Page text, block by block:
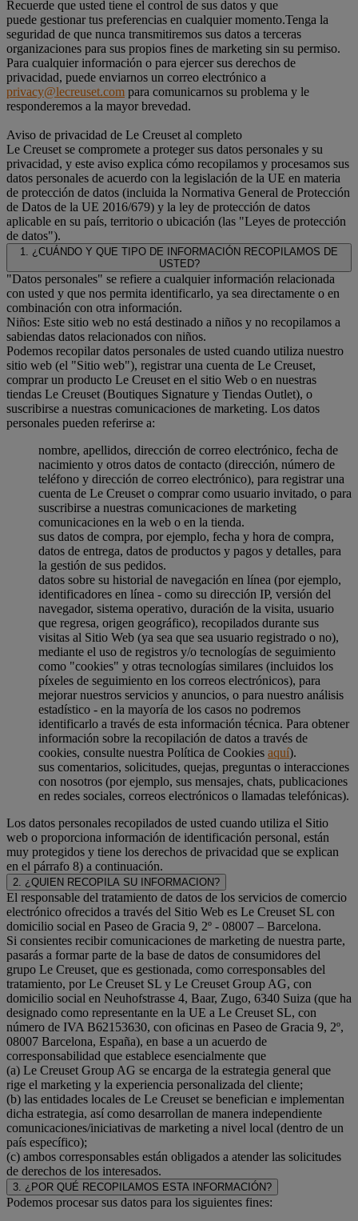
Recuerde que usted tiene el control de sus datos y que
puede gestionar tus preferencias en cualquier momento.Tenga la
seguridad de que nunca transmitiremos sus datos a terceras
organizaciones para sus propios fines de marketing sin su permiso.
Para cualquier información o para ejercer sus derechos de
privacidad, puede enviarnos un correo electrónico a
privacy@lecreuset.com para comunicarnos su problema y le
responderemos a la mayor brevedad.
Aviso de privacidad de Le Creuset al completo
Le Creuset se compromete a proteger sus datos personales y su
privacidad, y este aviso explica cómo recopilamos y procesamos sus
datos personales de acuerdo con la legislación de la UE en materia
de protección de datos (incluida la Normativa General de Protección
de Datos de la UE 2016/679) y la ley de protección de datos
aplicable en su país, territorio o ubicación (las "Leyes de protección
de datos").
1. ¿CUÁNDO Y QUE TIPO DE INFORMACIÓN RECOPILAMOS DE
USTED?
"Datos personales" se refiere a cualquier información relacionada
con usted y que nos permita identificarlo, ya sea directamente o en
combinación con otra información.
Niños: Este sitio web no está destinado a niños y no recopilamos a
sabiendas datos relacionados con niños.
Podemos recopilar datos personales de usted cuando utiliza nuestro
sitio web (el "Sitio web"), registrar una cuenta de Le Creuset,
comprar un producto Le Creuset en el sitio Web o en nuestras
tiendas Le Creuset (Boutiques Signature y Tiendas Outlet), o
suscribirse a nuestras comunicaciones de marketing. Los datos
personales pueden referirse a:
nombre, apellidos, dirección de correo electrónico, fecha de
nacimiento y otros datos de contacto (dirección, número de
teléfono y dirección de correo electrónico), para registrar una
cuenta de Le Creuset o comprar como usuario invitado, o para
suscribirse a nuestras comunicaciones de marketing
comunicaciones en la web o en la tienda.
sus datos de compra, por ejemplo, fecha y hora de compra,
datos de entrega, datos de productos y pagos y detalles, para
la gestión de sus pedidos.
datos sobre su historial de navegación en línea (por ejemplo,
identificadores en línea - como su dirección IP, versión del
navegador, sistema operativo, duración de la visita, usuario
que regresa, origen geográfico), recopilados durante sus
visitas al Sitio Web (ya sea que sea usuario registrado o no),
mediante el uso de registros y/o tecnologías de seguimiento
como "cookies" y otras tecnologías similares (incluidos los
píxeles de seguimiento en los correos electrónicos), para
mejorar nuestros servicios y anuncios, o para nuestro análisis
estadístico - en la mayoría de los casos no podremos
identificarlo a través de esta información técnica. Para obtener
información sobre la recopilación de datos a través de
cookies, consulte nuestra Política de Cookies aquí).
sus comentarios, solicitudes, quejas, preguntas o interacciones
con nosotros (por ejemplo, sus mensajes, chats, publicaciones
en redes sociales, correos electrónicos o llamadas telefónicas).
Los datos personales recopilados de usted cuando utiliza el Sitio
web o proporciona información de identificación personal, están
muy protegidos y tiene los derechos de privacidad que se explican
en el párrafo 8) a continuación.
2. ¿QUIEN RECOPILA SU INFORMACION?
El responsable del tratamiento de datos de los servicios de comercio
electrónico ofrecidos a través del Sitio Web es Le Creuset SL con
domicilio social en Paseo de Gracia 9, 2º - 08007 – Barcelona.
Si consientes recibir comunicaciones de marketing de nuestra parte,
pasarás a formar parte de la base de datos de consumidores del
grupo Le Creuset, que es gestionada, como corresponsables del
tratamiento, por Le Creuset SL y Le Creuset Group AG, con
domicilio social en Neuhofstrasse 4, Baar, Zugo, 6340 Suiza (que ha
designado como representante en la UE a Le Creuset SL, con
número de IVA B62153630, con oficinas en Paseo de Gracia 9, 2º,
08007 Barcelona, España), en base a un acuerdo de
corresponsabilidad que establece esencialmente que
(a) Le Creuset Group AG se encarga de la estrategia general que
rige el marketing y la experiencia personalizada del cliente;
(b) las entidades locales de Le Creuset se benefician e implementan
dicha estrategia, así como desarrollan de manera independiente
comunicaciones/iniciativas de marketing a nivel local (dentro de un
país específico);
(c) ambos corresponsables están obligados a atender las solicitudes
de derechos de los interesados.
3. ¿POR QUÉ RECOPILAMOS ESTA INFORMACIÓN?
Podemos procesar sus datos para los siguientes fines: